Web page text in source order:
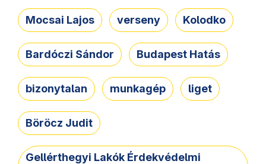
Mocsai Lajos verseny Kolodko
Bardóczi Sándor Budapest Hatás
bizonytalan munkagép liget
Böröcz Judit
Gellérthegyi Lakók Érdekvédelmi